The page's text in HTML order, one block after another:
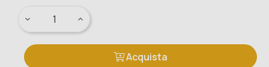
Acquista